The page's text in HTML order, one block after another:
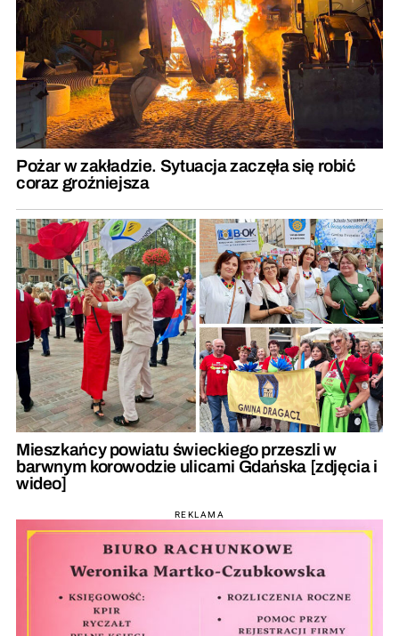
Pożar w zakładzie. Sytuacja zaczęła się robić
coraz groźniejsza
Mieszkańcy powiatu świeckiego przeszli w
barwnym korowodzie ulicami Gdańska [zdjęcia i
wideo]
REKLAMA